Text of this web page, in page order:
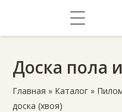
Доска пола
Главная » Каталог »
доска (хвоя)